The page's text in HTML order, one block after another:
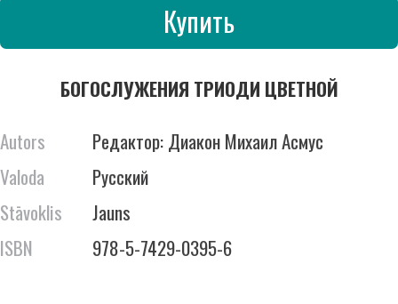
Купить
БОГОСЛУЖЕНИЯ ТРИОДИ ЦВЕТНОЙ
Autors
Редактор: Диакон Михаил Асмус
Valoda
Русский
Stāvoklis
Jauns
ISBN
978-5-7429-0395-6